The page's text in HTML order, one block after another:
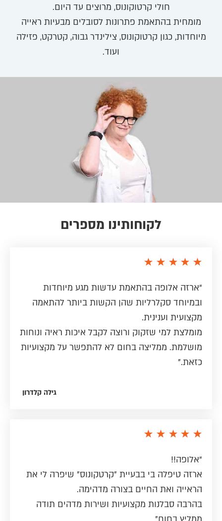
חולי קרטוקונוס, מרוצים עד היום.
מומחית בהתאמת פתרונות לסובלים מבעיות ראייה
מיוחדות, כגון קרטוקונוס, צילינדר גבוה, קטרקט, פזילה
ועוד.
לקוחותינו מספרים
“ארזה אלופה בהתאמת עדשות מגע מיוחדות
ובמיוחד סקלרליות שהן הקשות ביותר להתאמה
מקצועית וענינית.
מומלצת למי שזקוק ורוצה לקבל איכות ראיה ונוחות
מושלמת. ממליצה בחום לא להתפשר על מקצועיות
כזאת.”
גילה קלדרון
“אלופה!!
ארזה טיפלה בי בבעיית "קרטקונוס" שיפרה לי את
הראייה ואת החיים בצורה מדהימה.
בהרבה סבלנות מקצועיות ושירות מדהים תודה